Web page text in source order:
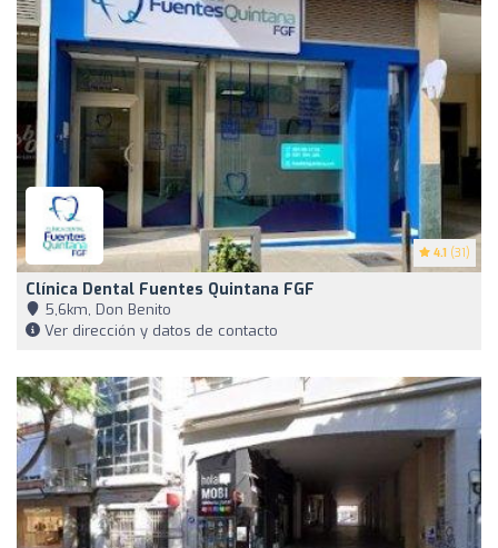
4.1 (31)
Clínica Dental Fuentes Quintana FGF
5,6km, Don Benito
Ver dirección y datos de contacto